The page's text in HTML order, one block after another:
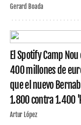
Gerard Boada
El Spotify Camp
400 millones de
que el nuevo
1.800 contra 1.400
Artur López